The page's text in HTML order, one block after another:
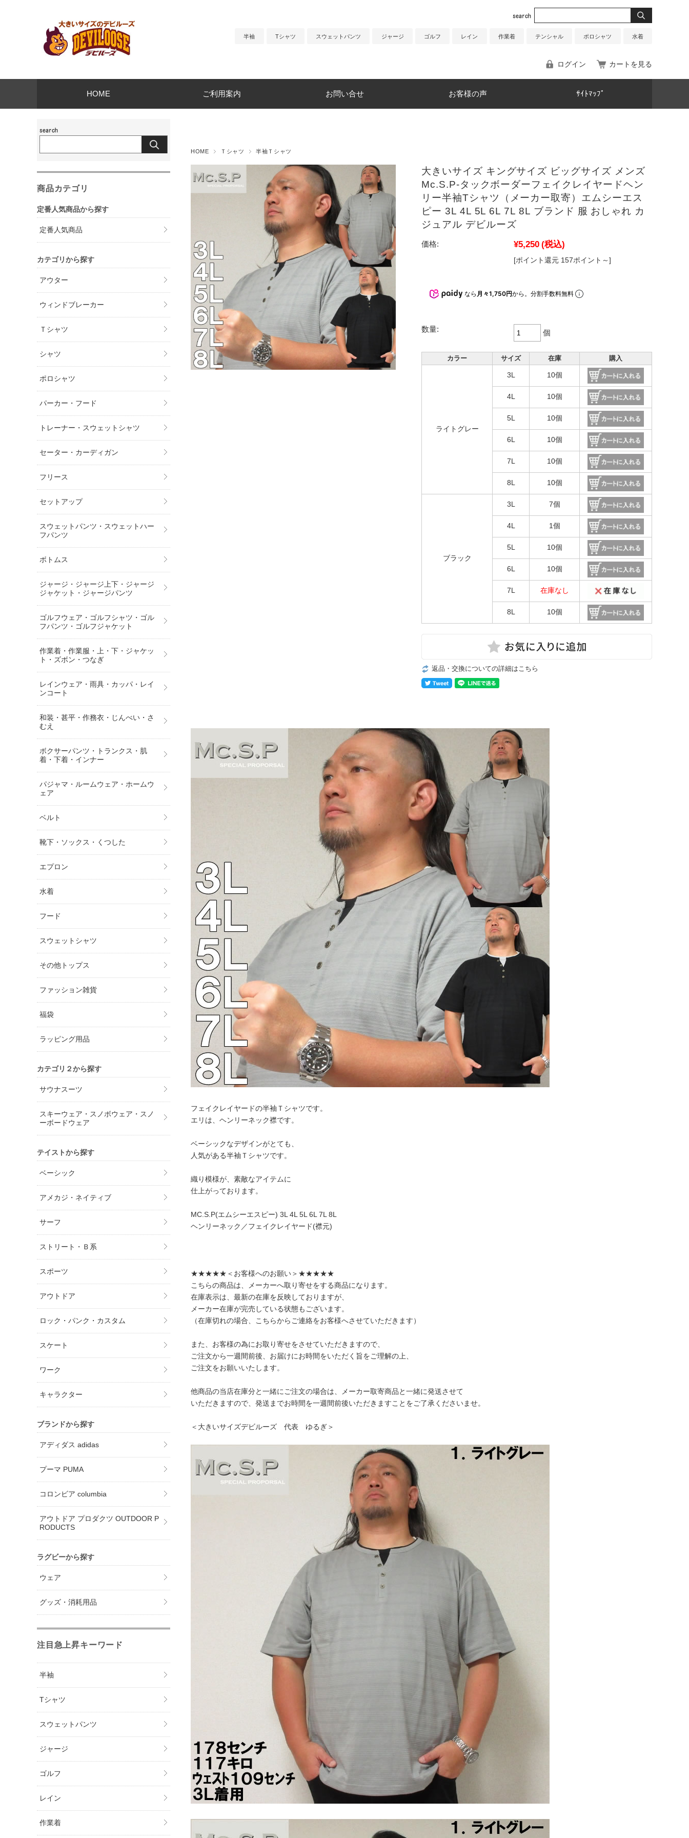
半袖 Tシャツ スウェットパンツ ジャージ ゴルフ レイン 作業着 テンシャル ポロシャツ 水着
ログイン カートを見る
HOME ご利用案内 お問い合せ お客様の声 ｻｲﾄﾏｯﾌﾟ
HOME Ｔシャツ 半袖Ｔシャツ
大きいサイズ キングサイズ ビッグサイズ メンズ
Mc.S.P-タックボーダーフェイクレイヤードヘン
リー半袖Tシャツ（メーカー取寄）エムシーエス
ピー 3L 4L 5L 6L 7L 8L ブランド 服 おしゃれ カ
ジュアル デビルーズ
価格: ¥5,250 (税込)
[ポイント還元 157ポイント～]
なら 月々1,750円から。分割手数料無料
数量: 個
カラー サイズ 在庫 購入
ライトグレー
3L 10個
4L 10個
5L 10個
6L 10個
7L 10個
8L 10個
ブラック
3L 7個
4L 1個
5L 10個
6L 10個
7L 在庫なし
8L 10個
返品・交換についての詳細はこちら
フェイクレイヤードの半袖Ｔシャツです。
エリは、ヘンリーネック襟です。
ベーシックなデザインがとても、
人気がある半袖Ｔシャツです。
織り模様が、素敵なアイテムに
仕上がっております。
MC.S.P(エムシーエスピー) 3L 4L 5L 6L 7L 8L
ヘンリーネック／フェイクレイヤード(襟元)
★★★★★＜お客様へのお願い＞★★★★★
こちらの商品は、メーカーへ取り寄せをする商品になります。
在庫表示は、最新の在庫を反映しておりますが、
メーカー在庫が完売している状態もございます。
（在庫切れの場合、こちらからご連絡をお客様へさせていただきます）
また、お客様の為にお取り寄せをさせていただきますので、
ご注文から一週間前後、お届けにお時間をいただく旨をご理解の上、
ご注文をお願いいたします。
他商品の当店在庫分と一緒にご注文の場合は、メーカー取寄商品と一緒に発送させて
いただきますので、発送までお時間を一週間前後いただきますことをご了承くださいませ。
＜大きいサイズデビルーズ 代表 ゆるぎ＞
商品カテゴリ
定番人気商品から探す
定番人気商品
カテゴリから探す
アウター
ウィンドブレーカー
Ｔシャツ
シャツ
ポロシャツ
パーカー・フード
トレーナー・スウェットシャツ
セーター・カーディガン
フリース
セットアップ
スウェットパンツ・スウェットハー
フパンツ
ボトムス
ジャージ・ジャージ上下・ジャージ
ジャケット・ジャージパンツ
ゴルフウェア・ゴルフシャツ・ゴル
フパンツ・ゴルフジャケット
作業着・作業服・上・下・ジャケッ
ト・ズボン・つなぎ
レインウェア・雨具・カッパ・レイ
ンコート
和装・甚平・作務衣・じんべい・さ
むえ
ボクサーパンツ・トランクス・肌
着・下着・インナー
パジャマ・ルームウェア・ホームウ
ェア
ベルト
靴下・ソックス・くつした
エプロン
水着
フード
スウェットシャツ
その他トップス
ファッション雑貨
福袋
ラッピング用品
カテゴリ２から探す
サウナスーツ
スキーウェア・スノボウェア・スノ
ーボードウェア
テイストから探す
ベーシック
アメカジ・ネイティブ
サーフ
ストリート・Ｂ系
スポーツ
アウトドア
ロック・パンク・カスタム
スケート
ワーク
キャラクター
ブランドから探す
アディダス adidas
プーマ PUMA
コロンビア columbia
アウトドア プロダクツ OUTDOOR P
RODUCTS
ラグビーから探す
ウェア
グッズ・消耗用品
注目急上昇キーワード
半袖
Tシャツ
スウェットパンツ
ジャージ
ゴルフ
レイン
作業着